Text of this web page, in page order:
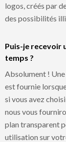
logos, créés par
des possibilités
Puis-je recevoir
temps ?
Absolument !
est fournie
si vous avez
nous vous
plan transparent
utilisation sur